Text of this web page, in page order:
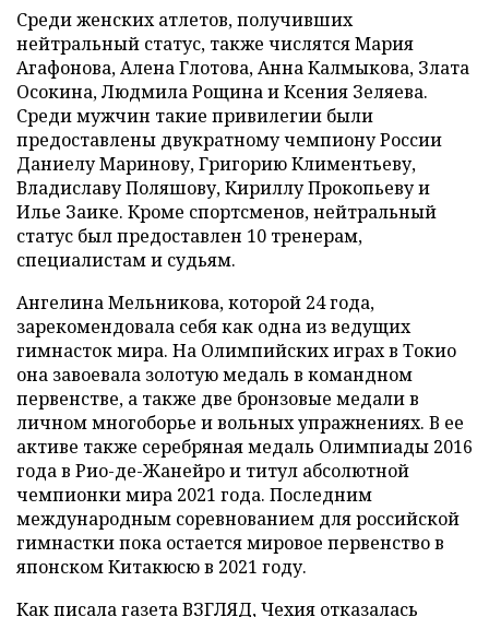
Среди женских атлетов, получивших
нейтральный статус, также числятся Мария
Агафонова, Алена Глотова, Анна Калмыкова, Злата
Осокина, Людмила Рощина и Ксения Зеляева.
Среди мужчин такие привилегии были
предоставлены двукратному чемпиону России
Даниелу Маринову, Григорию Климентьеву,
Владиславу Поляшову, Кириллу Прокопьеву и
Илье Заике. Кроме спортсменов, нейтральный
статус был предоставлен 10 тренерам,
специалистам и судьям.
Ангелина Мельникова, которой 24 года,
зарекомендовала себя как одна из ведущих
гимнасток мира. На Олимпийских играх в Токио
она завоевала золотую медаль в командном
первенстве, а также две бронзовые медали в
личном многоборье и вольных упражнениях. В ее
активе также серебряная медаль Олимпиады 2016
года в Рио-де-Жанейро и титул абсолютной
чемпионки мира 2021 года. Последним
международным соревнованием для российской
гимнастки пока остается мировое первенство в
японском Китакюсю в 2021 году.
Как писала газета ВЗГЛЯД, Чехия отказалась